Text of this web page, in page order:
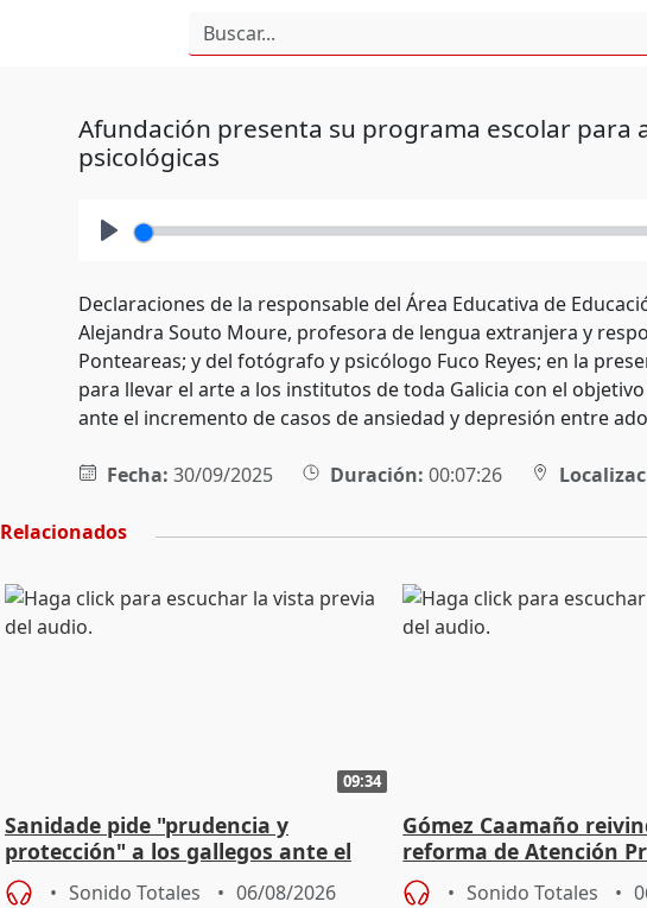
Afundación presenta su programa escolar para
psicológicas
Declaraciones de la responsable del Área Educativa de
Alejandra Souto Moure, profesora de lengua extranjera y
Ponteareas; y del fotógrafo y psicólogo Fuco Reyes; en la
para llevar el arte a los institutos de toda Galicia con el
ante el incremento de casos de ansiedad y depresión entre
Fecha: 30/09/2025 Duración: 00:07:26
Relacionados
09:34
Sanidade pide "prudencia y
protección" a los gallegos ante el
eclipse del 12 de agosto
Sonido Totales 06/08/2026
Gómez Caamaño
reforma de Atención
reforzará la autogestión
Sonido Totales